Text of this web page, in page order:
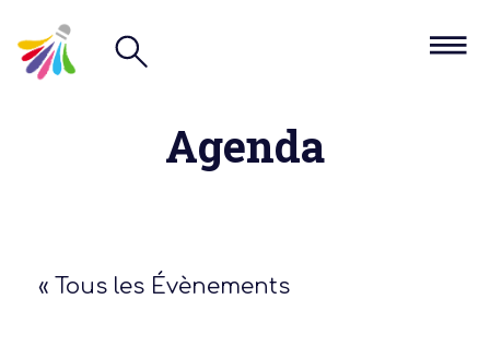
Agenda
« Tous les Évènements